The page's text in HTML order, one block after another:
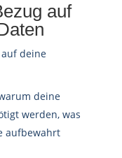
auf
deine
deine
werden, was
aufbewahrt